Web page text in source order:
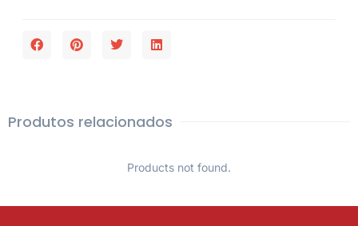
Produtos relacionados
Products not found.